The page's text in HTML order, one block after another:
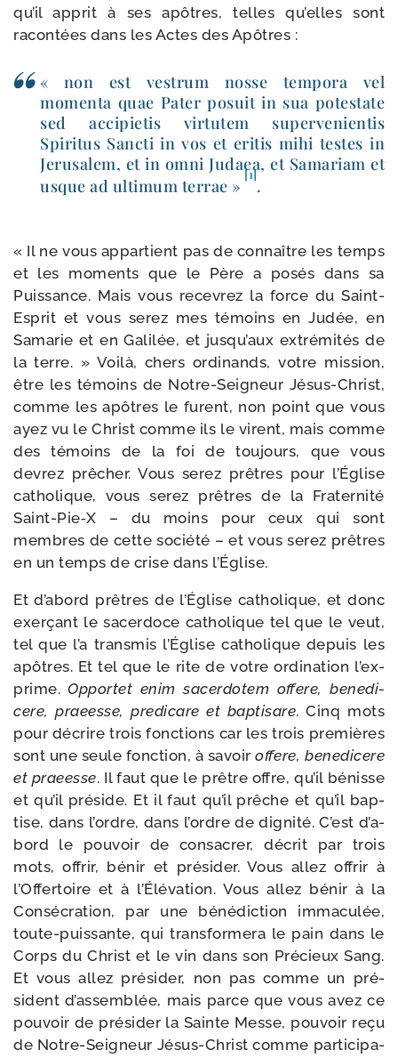
qu’il apprit à ses apôtres, telles qu’elles sont
racon­tées dans les Actes des Apôtres :
« non est ves­trum nosse tem­po­ra vel
momen­ta quae Pater posuit in sua potes­tate
sed acci­pie­tis vir­tu­tem super­ve­nien­tis
Spiritus Sancti in vos et eri­tis mihi testes in
Jerusalem, et in omni Judaea, et Samariam et
usque ad ulti­mum ter­rae »
[1]
.
« Il ne vous appar­tient pas de connaître les temps
et les moments que le Père a posés dans sa
Puissance. Mais vous rece­vrez la force du Saint-​
Esprit et vous serez mes témoins en Judée, en
Samarie et en Galilée, et jus­qu’aux extré­mi­tés de
la terre. » Voilà, chers ordi­nands, votre mis­sion,
être les témoins de Notre-​Seigneur Jésus-​Christ,
comme les apôtres le furent, non point que vous
ayez vu le Christ comme ils le virent, mais comme
des témoins de la foi de tou­jours, que vous
devrez prê­cher. Vous serez prêtres pour l’Église
catho­lique, vous serez prêtres de la Fraternité
Saint-​Pie‑X – du moins pour ceux qui sont
membres de cette socié­té – et vous serez prêtres
en un temps de crise dans l’Église.
Et d’a­bord prêtres de l’Église catho­lique, et donc
exer­çant le sacer­doce catho­lique tel que le veut,
tel que l’a trans­mis l’Église catho­lique depuis les
apôtres. Et tel que le rite de votre ordi­na­tion l’ex­
prime.Opportet enim sacer­do­tem offere, bene­di­
cere, praeesse, pre­di­care et bap­ti­sare. Cinq mots
pour décrire trois fonc­tions car les trois pre­mières
sont une seule fonc­tion, à savoiroffere, bene­di­cere
et praeesse. Il faut que le prêtre offre, qu’il bénisse
et qu’il pré­side. Et il faut qu’il prêche et qu’il bap­
tise, dans l’ordre, dans l’ordre de digni­té. C’est d’a­
bord le pou­voir de consa­crer, décrit par trois
mots, offrir, bénir et pré­si­der. Vous allez offrir à
l’Offertoire et à l’Élévation. Vous allez bénir à la
Consécration, par une béné­dic­tion imma­cu­lée,
toute-​puissante, qui trans­for­me­ra le pain dans le
Corps du Christ et le vin dans son Précieux Sang.
Et vous allez pré­si­der, non pas comme un pré­
sident d’as­sem­blée, mais parce que vous avez ce
pou­voir de pré­si­der la Sainte Messe, pou­voir reçu
de Notre-​Seigneur Jésus-​Christ comme par­ti­ci­pa­